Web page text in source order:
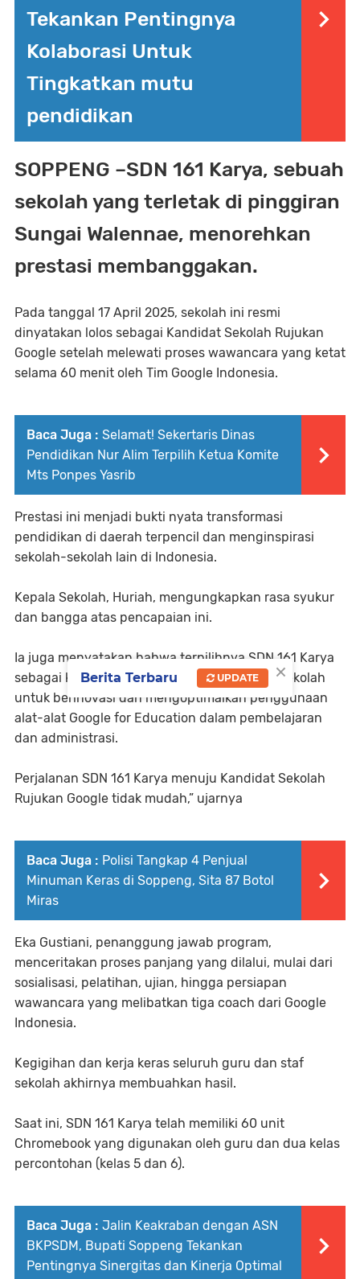
Tekankan Pentingnya
Kolaborasi Untuk
Tingkatkan mutu
pendidikan
SOPPENG –SDN 161 Karya, sebuah
sekolah yang terletak di pinggiran
Sungai Walennae, menorehkan
prestasi membanggakan.
Pada tanggal 17 April 2025, sekolah ini resmi
dinyatakan lolos sebagai Kandidat Sekolah Rujukan
Google setelah melewati proses wawancara yang ketat
selama 60 menit oleh Tim Google Indonesia.
Baca Juga : Selamat! Sekertaris Dinas
Pendidikan Nur Alim Terpilih Ketua Komite
Mts Ponpes Yasrib
Prestasi ini menjadi bukti nyata transformasi
pendidikan di daerah terpencil dan menginspirasi
sekolah-sekolah lain di Indonesia.
Kepala Sekolah, Huriah, mengungkapkan rasa syukur
dan bangga atas pencapaian ini.
Ia juga menyatakan bahwa terpilihnya SDN 161 Karya
sebagai kandidat akan semakin mendorong sekolah
untuk berinovasi dan mengoptimalkan penggunaan
alat-alat Google for Education dalam pembelajaran
dan administrasi.
Perjalanan SDN 161 Karya menuju Kandidat Sekolah
Rujukan Google tidak mudah,” ujarnya
Baca Juga : Polisi Tangkap 4 Penjual
Minuman Keras di Soppeng, Sita 87 Botol
Miras
Eka Gustiani, penanggung jawab program,
menceritakan proses panjang yang dilalui, mulai dari
sosialisasi, pelatihan, ujian, hingga persiapan
wawancara yang melibatkan tiga coach dari Google
Indonesia.
Kegigihan dan kerja keras seluruh guru dan staf
sekolah akhirnya membuahkan hasil.
Saat ini, SDN 161 Karya telah memiliki 60 unit
Chromebook yang digunakan oleh guru dan dua kelas
percontohan (kelas 5 dan 6).
Baca Juga : Jalin Keakraban dengan ASN
BKPSDM, Bupati Soppeng Tekankan
Pentingnya Sinergitas dan Kinerja Optimal
×
Berita Terbaru UPDATE